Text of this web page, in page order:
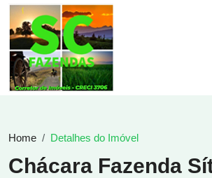
Home Detalhes do Imóvel
Chácara Fazenda